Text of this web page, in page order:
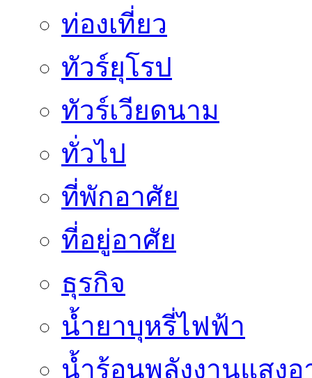
ท่องเที่ยว
ทัวร์ยุโรป
ทัวร์เวียดนาม
ทั่วไป
ที่พักอาศัย
ที่อยู่อาศัย
ธุรกิจ
น้ำยาบุหรี่ไฟฟ้า
น้ำร้อนพลังงานแสง